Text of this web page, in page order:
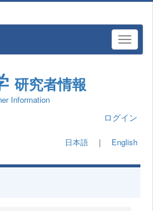
研究者情報
Information
ログイン
日本語 ｜ English